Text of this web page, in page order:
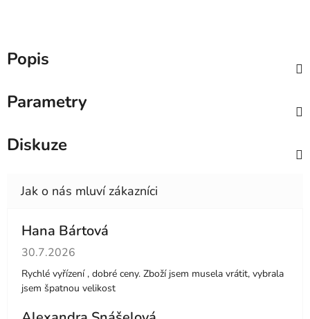
Popis
Parametry
Diskuze
Hana Bártová
Hodnocení obchodu je 4 z 5 hvězdiček.
30.7.2026
Rychlé vyřízení , dobré ceny. Zboží jsem musela vrátit, vybrala
jsem špatnou velikost